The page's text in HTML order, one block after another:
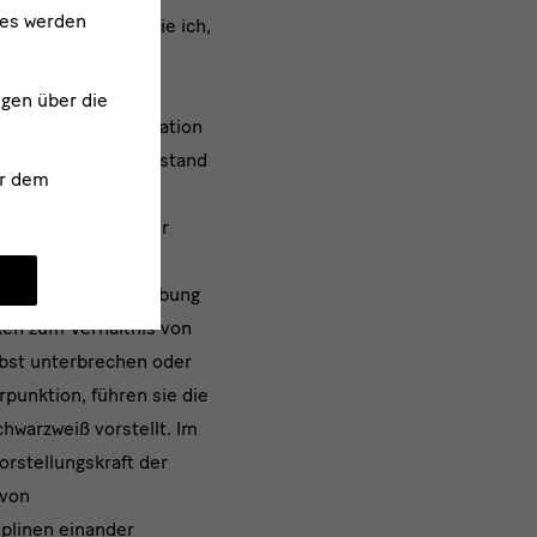
Pettena sich, so wie ich,
bei Guaraldi
der Beat-Generation
. Pettena verstand
6
Struktur
Texten über
und Großschreibung
zum Verhältnis von
unterbrechen oder
führen sie die
vorstellt. Im
der
einander
werden
über die
dem